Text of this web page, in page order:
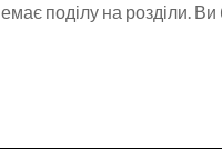
поділу на розділи.